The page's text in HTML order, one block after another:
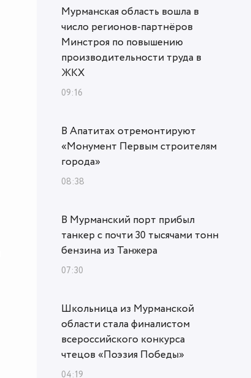
Мурманская область вошла в
число регионов-партнёров
Минстроя по повышению
производительности труда в
ЖКХ
09:16
В Апатитах отремонтируют
«Монумент Первым строителям
города»
08:38
В Мурманский порт прибыл
танкер с почти 30 тысячами тонн
бензина из Танжера
07:30
Школьница из Мурманской
области стала финалистом
всероссийского конкурса
чтецов «Поэзия Победы»
04:19